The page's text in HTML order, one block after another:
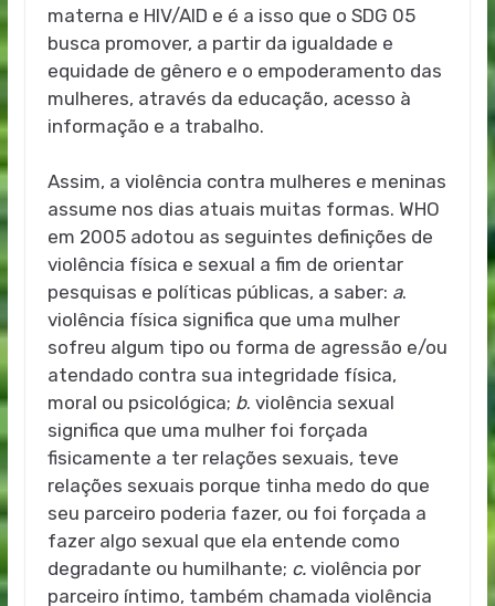
materna e HIV/AID e é a isso que o SDG 05
busca promover, a partir da igualdade e
equidade de gênero e o empoderamento das
mulheres, através da educação, acesso à
informação e a trabalho.
Assim, a violência contra mulheres e meninas
assume nos dias atuais muitas formas. WHO
em 2005 adotou as seguintes definições de
violência física e sexual a fim de orientar
pesquisas e políticas públicas, a saber: a.
violência física significa que uma mulher
sofreu algum tipo ou forma de agressão e/ou
atendado contra sua integridade física,
moral ou psicológica; b. violência sexual
significa que uma mulher foi forçada
fisicamente a ter relações sexuais, teve
relações sexuais porque tinha medo do que
seu parceiro poderia fazer, ou foi forçada a
fazer algo sexual que ela entende como
degradante ou humilhante; c.violência por
parceiro íntimo, também chamada violência